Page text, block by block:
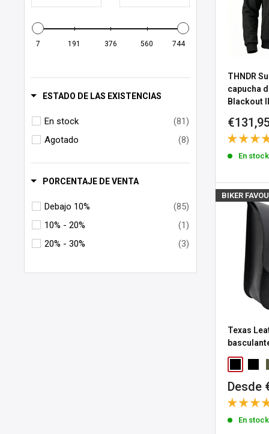
(1)
(1)
(1)
44
(1)
45
L
(13)
L (9)
(5)
M
(12)
7 191 376 560 744
ESTADO DE LAS EXISTENCIAS
En stock
(81)
Agotado
(8)
PORCENTAJE DE VENTA
Debajo 10%
(85)
10% - 20%
(1)
20% - 30%
(3)
THNDR
capucha
Blackout II
Precio
de
venta
En stock
BIKER
Texas
Precio
de
venta
Desde
En stock